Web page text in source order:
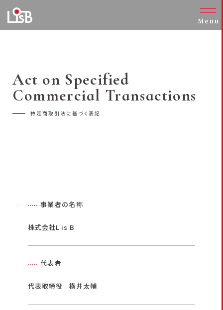
Menu
Act on Specified
Commercial Transactions
特定商取引法に基づく表記
事業者の名称
株式会社L is B
代表者
代表取締役 横井太輔